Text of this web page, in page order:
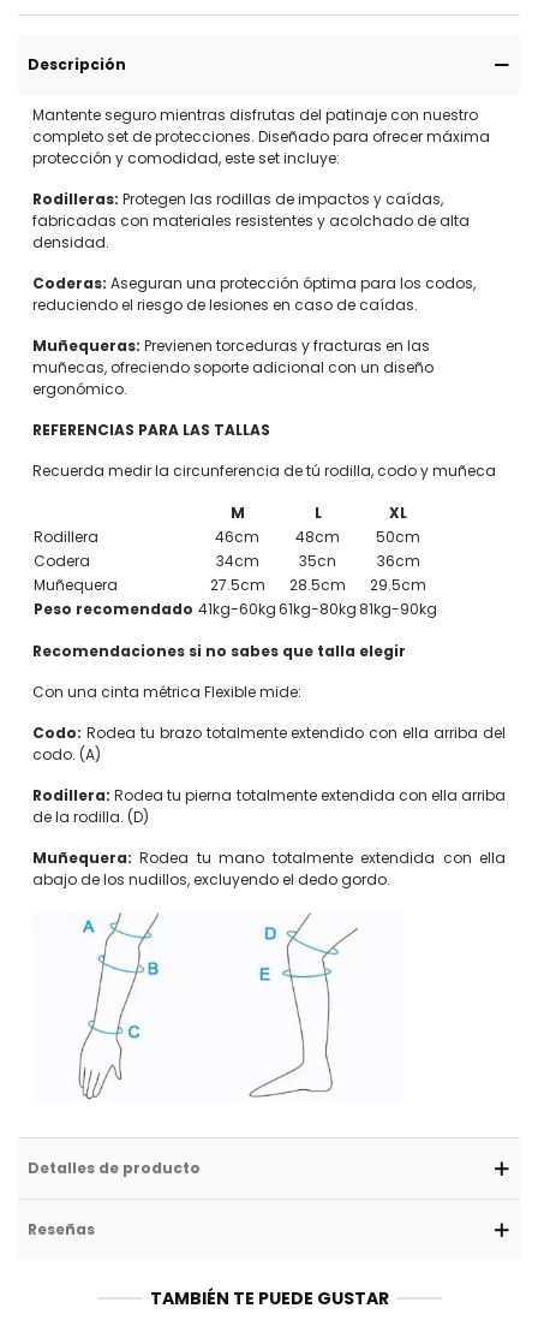
Descripción
Mantente seguro mientras disfrutas del patinaje con nuestro
completo set de protecciones. Diseñado para ofrecer máxima
protección y comodidad, este set incluye:
Rodilleras: Protegen las rodillas de impactos y caídas,
fabricadas con materiales resistentes y acolchado de alta
densidad.
Coderas: Aseguran una protección óptima para los codos,
reduciendo el riesgo de lesiones en caso de caídas.
Muñequeras: Previenen torceduras y fracturas en las
muñecas, ofreciendo soporte adicional con un diseño
ergonómico.
REFERENCIAS PARA LAS TALLAS
Recuerda medir la circunferencia de tú rodilla, codo y muñeca
M L
XL
Rodillera
46cm 48cm
50cm
Codera
34cm 35cn
36cm
Muñequera
27.5cm 28.5cm
29.5cm
Peso recomendado 41kg-60kg61kg-80kg 81kg-90kg
Recomendaciones si no sabes que talla elegir
Con una cinta métrica Flexible mide:
Codo: Rodea tu brazo totalmente extendido con ella arriba del
codo. (A)
Rodillera: Rodea tu pierna totalmente extendida con ella arriba
de la rodilla. (D)
Muñequera: Rodea tu mano totalmente extendida con ella
abajo de los nudillos, excluyendo el dedo gordo.
Detalles de producto
Reseñas
TAMBIÉN TE PUEDE GUSTAR